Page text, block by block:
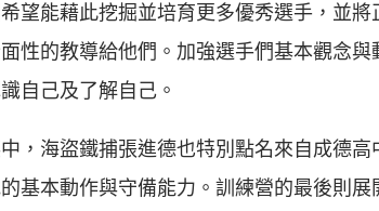
望能藉此挖掘並培育更多優秀選手，並將
性的教導給他們。加強選手們基本觀念與
自己及了解自己。
，海盜鐵捕張進德也特別點名來自成德高
基本動作與守備能力。訓練營的最後則展